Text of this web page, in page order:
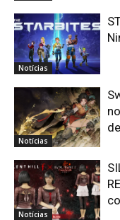
Notícias
Notícias
Notícias